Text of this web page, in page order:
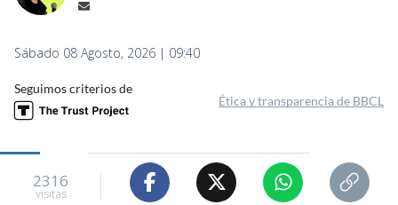
Sábado 08 Agosto, 2026 | 09:40
Seguimos criterios de
Ética y transparencia de BBCL
2316
visitas